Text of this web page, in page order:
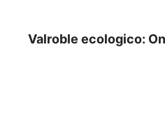
Valroble ecologico: